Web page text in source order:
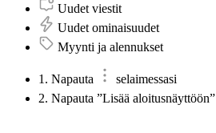
Uudet viestit
Uudet ominaisuudet
Myynti ja alennukset
1. Napauta
selaimessasi
2. Napauta ”Lisää aloitusnäyttöön”